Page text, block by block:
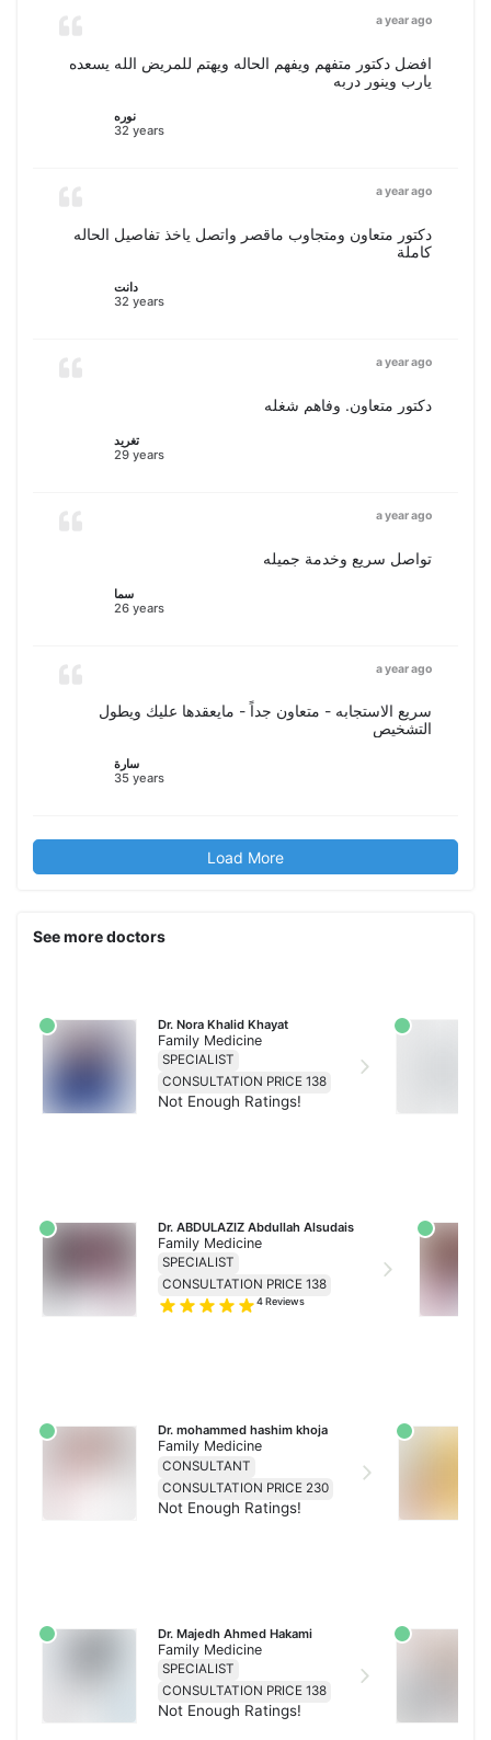
a year ago
افضل دكتور متفهم ويفهم الحاله ويهتم للمريض الله يسعده
يارب وينور دربه
نوره
32 years
a year ago
دكتور متعاون ومتجاوب ماقصر واتصل ياخذ تفاصيل الحاله
كاملة
دانت
32 years
a year ago
دكتور متعاون. وفاهم شغله
تغريد
29 years
a year ago
تواصل سريع وخدمة جميله
سما
26 years
a year ago
سريع الاستجابه - متعاون جداً - مايعقدها عليك ويطول
التشخيص
سارة
35 years
Load More
See more doctors
Dr. Nora Khalid Khayat
Family Medicine
SPECIALIST
CONSULTATION PRICE 138
Not Enough Ratings!
Dr. ABDULAZIZ Abdullah Alsudais
Family Medicine
SPECIALIST
CONSULTATION PRICE 138
4 Reviews
Dr. mohammed hashim khoja
Family Medicine
CONSULTANT
CONSULTATION PRICE 230
Not Enough Ratings!
Dr. Majedh Ahmed Hakami
Family Medicine
SPECIALIST
CONSULTATION PRICE 138
Not Enough Ratings!